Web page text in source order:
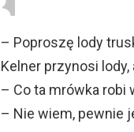
– Poproszę lody
Kelner przynosi
– Co ta mrówka robi
– Nie wiem, pewnie